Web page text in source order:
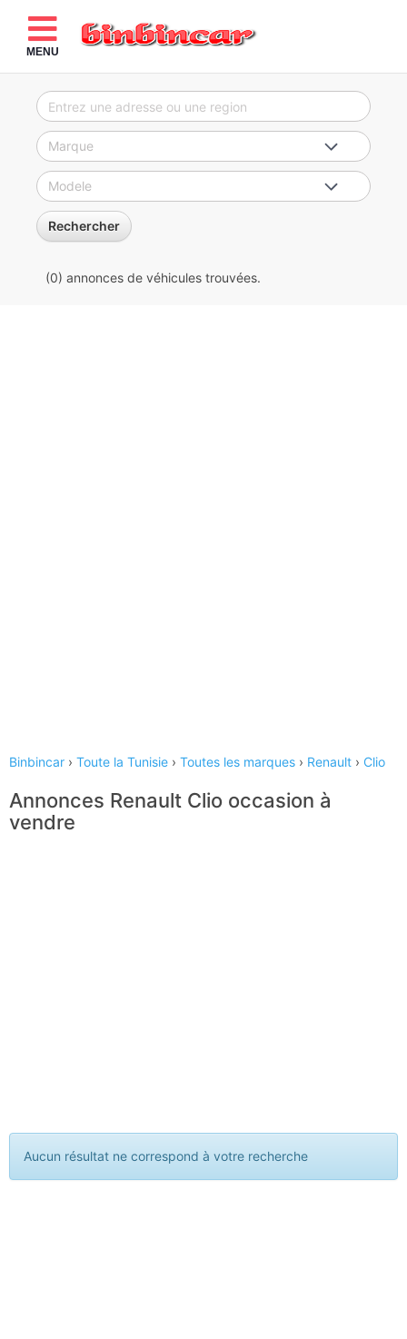
MENU
Rechercher
(0) annonces de véhicules trouvées.
Binbincar › Toute la Tunisie › Toutes les marques › Renault › Clio
Annonces Renault Clio occasion à
vendre
Aucun résultat ne correspond à votre recherche